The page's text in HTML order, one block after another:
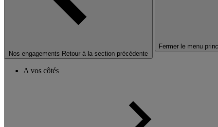
Nos engagements Retour à la section précédente
Fermer le menu
A vos côtés